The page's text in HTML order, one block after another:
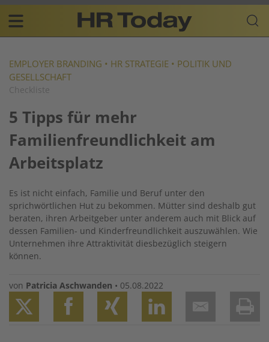
Skip
content
Plattform
für
Resources
navigation
DE
EMPLOYER BRANDING • HR STRATEGIE • POLITIK UND
GESELLSCHAFT
Checkliste
5 Tipps für mehr
Familienfreundlichkeit am
Arbeitsplatz
Es ist nicht einfach, Familie und Beruf unter den
sprichwörtlichen Hut zu bekommen. Mütter sind deshalb gut
beraten, ihren Arbeitgeber unter anderem auch mit Blick auf
dessen Familien- und Kinderfreundlichkeit auszuwählen. Wie
Unternehmen ihre Attraktivität diesbezüglich steigern
können.
von Patricia Aschwanden • 05.08.2022